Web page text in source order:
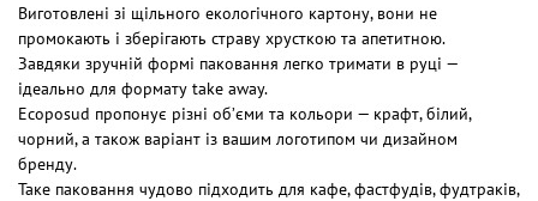
Виготовлені зі щільного екологічного картону, вони не
промокають і зберігають страву хрусткою та апетитною.
Завдяки зручній формі паковання легко тримати в руці —
ідеально для формату take away.
Ecoposud пропонує різні об’єми та кольори — крафт, білий,
чорний, а також варіант із вашим логотипом чи дизайном
бренду.
Таке паковання чудово підходить для кафе, фастфудів, фудтраків,